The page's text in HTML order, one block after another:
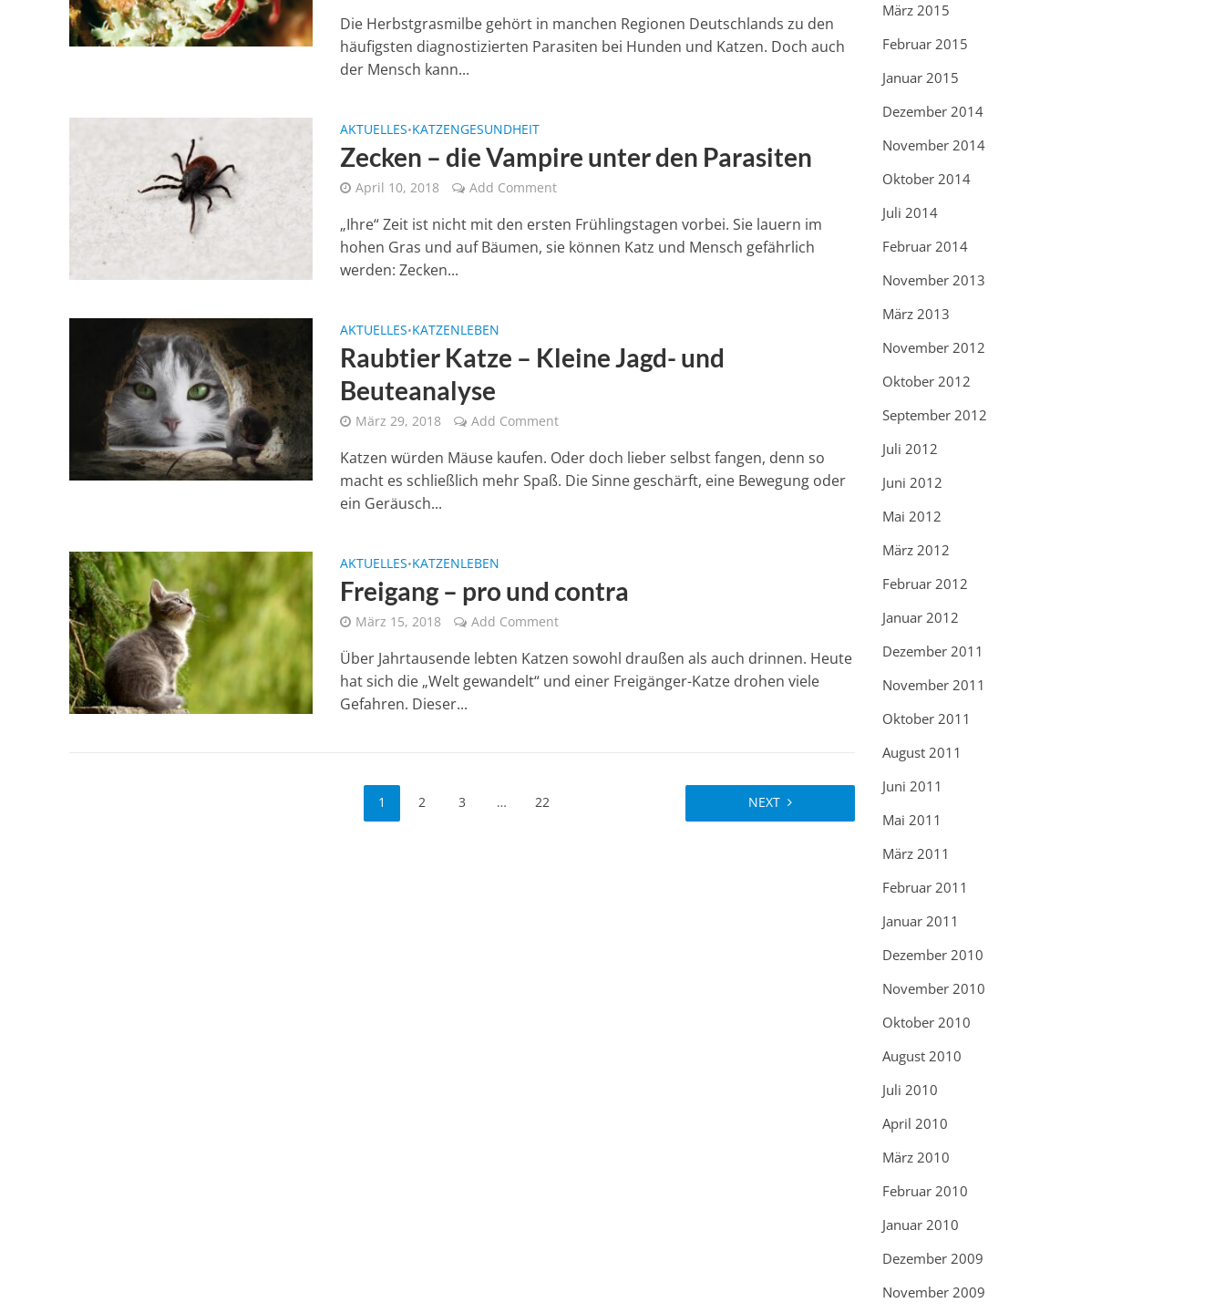
Die Herbstgrasmilbe gehört in manchen Regionen Deutschlands zu den
häufigsten diagnostizierten Parasiten bei Hunden und Katzen. Doch auch
der Mensch kann...
AKTUELLES•KATZENGESUNDHEIT
Zecken – die Vampire unter den Parasiten
April 10, 2018 Add Comment
„Ihre“ Zeit ist nicht mit den ersten Frühlingstagen vorbei. Sie lauern im
hohen Gras und auf Bäumen, sie können Katz und Mensch gefährlich
werden: Zecken...
AKTUELLES•KATZENLEBEN
Raubtier Katze – Kleine Jagd- und
Beuteanalyse
März 29, 2018 Add Comment
Katzen würden Mäuse kaufen. Oder doch lieber selbst fangen, denn so
macht es schließlich mehr Spaß. Die Sinne geschärft, eine Bewegung oder
ein Geräusch...
AKTUELLES•KATZENLEBEN
Freigang – pro und contra
März 15, 2018 Add Comment
Über Jahrtausende lebten Katzen sowohl draußen als auch drinnen. Heute
hat sich die „Welt gewandelt“ und einer Freigänger-Katze drohen viele
Gefahren. Dieser...
1 2 3 … 22 NEXT
März 2015
Februar 2015
Januar 2015
Dezember 2014
November 2014
Oktober 2014
Juli 2014
Februar 2014
November 2013
März 2013
November 2012
Oktober 2012
September 2012
Juli 2012
Juni 2012
Mai 2012
März 2012
Februar 2012
Januar 2012
Dezember 2011
November 2011
Oktober 2011
August 2011
Juni 2011
Mai 2011
März 2011
Februar 2011
Januar 2011
Dezember 2010
November 2010
Oktober 2010
August 2010
Juli 2010
April 2010
März 2010
Februar 2010
Januar 2010
Dezember 2009
November 2009